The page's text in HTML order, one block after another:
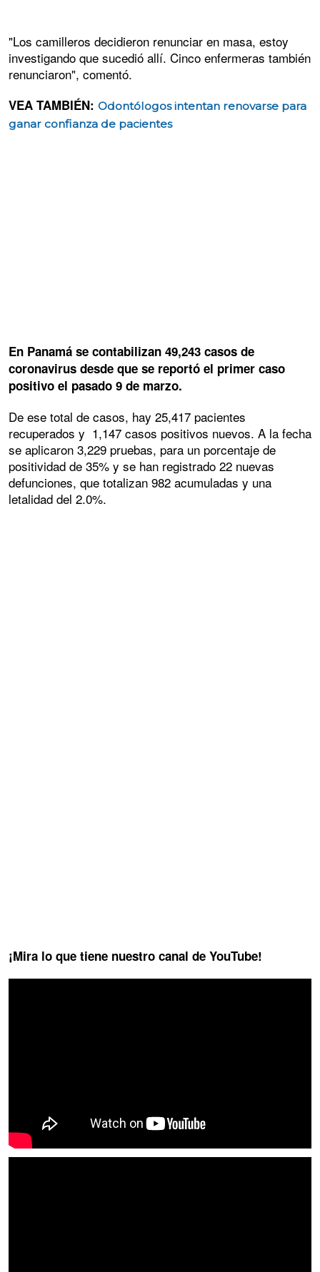
"Los camilleros decidieron renunciar en masa, estoy
investigando que sucedió allí. Cinco enfermeras también
renunciaron", comentó.
VEA TAMBIÉN: Odontólogos intentan renovarse para
ganar confianza de pacientes
En Panamá se contabilizan 49,243 casos de
coronavirus desde que se reportó el primer caso
positivo el pasado 9 de marzo.
De ese total de casos, hay 25,417 pacientes
recuperados y 1,147 casos positivos nuevos. A la fecha
se aplicaron 3,229 pruebas, para un porcentaje de
positividad de 35% y se han registrado 22 nuevas
defunciones, que totalizan 982 acumuladas y una
letalidad del 2.0%.
¡Mira lo que tiene nuestro canal de YouTube!